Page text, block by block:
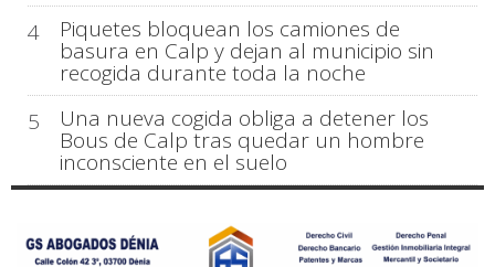
4
Piquetes bloquean los camiones de
basura en Calp y dejan al municipio sin
recogida durante toda la noche
5
Una nueva cogida obliga a detener los
Bous de Calp tras quedar un hombre
inconsciente en el suelo